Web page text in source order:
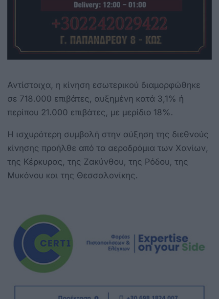
Αντίστοιχα, η κίνηση εσωτερικού διαμορφώθηκε
σε 718.000 επιβάτες, αυξημένη κατά 3,1% ή
περίπου 21.000 επιβάτες, με μερίδιο 18%.
Η ισχυρότερη συμβολή στην αύξηση της διεθνούς
κίνησης προήλθε από τα αεροδρόμια των Χανίων,
της Κέρκυρας, της Ζακύνθου, της Ρόδου, της
Μυκόνου και της Θεσσαλονίκης.